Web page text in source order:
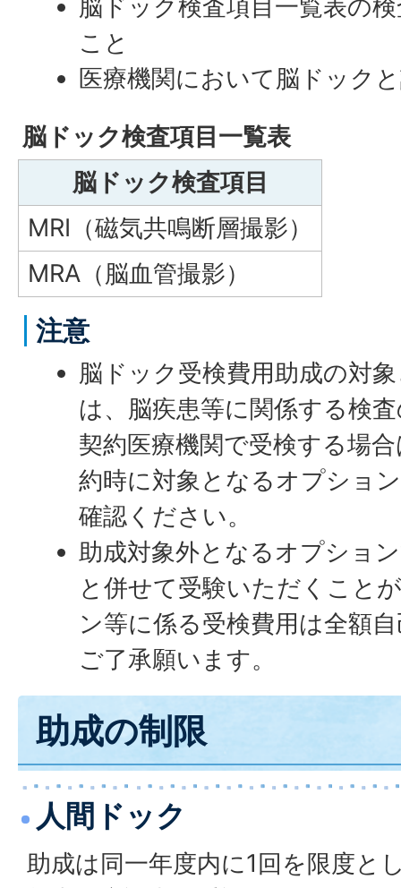
脳ドック検査項目一覧表の
こと
医療機関において脳ドック
脳ドック検査項目一覧表
脳ドック検査項目
MRI（磁気共鳴断層撮影）
MRA（脳血管撮影）
注意
脳ドック受検費用助成の対
は、脳疾患等に関係する検
契約医療機関で受検する場
約時に対象となるオプショ
確認ください。
助成対象外となるオプショ
と併せて受験いただくこと
ン等に係る受検費用は全額
ご了承願います。
助成の制限
人間ドック
助成は同一年度内に1回を限度と